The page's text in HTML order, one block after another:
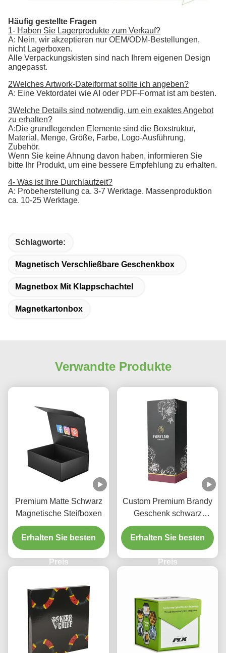
Häufig gestellte Fragen
1- Haben Sie Lagerprodukte zum Verkauf?
A: Nein, wir akzeptieren nur OEM/ODM-Bestellungen,
nicht Lagerboxen.
Alle Verpackungskisten sind nach Ihrem eigenen Design
angepasst.
2Welches Artwork-Dateiformat sollte ich angeben?
A: Eine Vektordatei wie AI oder PDF-Format ist am besten.
3Welche Details sind notwendig, um ein exaktes Angebot
zu erhalten?
A:Die grundlegenden Elemente sind die Boxstruktur,
Material, Menge, Größe, Farbe, Logo-Ausführung,
Zubehör.
Wenn Sie keine Ahnung davon haben, informieren Sie
bitte Ihr Produkt, um eine bessere Empfehlung zu erhalten.
4- Was ist Ihre Durchlaufzeit?
A: Probeherstellung ca. 3-7 Werktage. Massenproduktion
ca. 10-25 Werktage.
Schlagworte:
Magnetisch Verschließbare Geschenkbox
Magnetbox Mit Klappschachtel
Magnetkartonbox
Verwandte Produkte
Premium Matte Schwarz
Magnetische Steifboxen
Erhalten Sie besten
Preis
Custom Premium Brandy
Geschenk schwarz
Magnetisch Schließfach
mit EVA-Tray Folie Logo
Erhalten Sie besten
Preis